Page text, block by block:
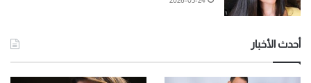
أحدث الأخبار